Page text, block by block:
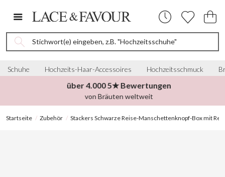
Stichwort(e) eingeben, z.B. "Hochzeitsschuhe"
Schuhe Hochzeits-Haar-Accessoires Hochzeitsschmuck
über 4.000 5★ Bewertungen
von Bräuten weltweit
Startseite Zubehör Stackers Schwarze Reise-Manschettenknopf-Box mit